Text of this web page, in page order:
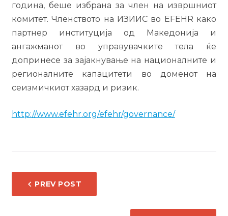
година, беше избрана за член на извршниот
комитет. Членството на ИЗИИС во EFEHR како
партнер институција од Македонија и
ангажманот во управувачките тела ќе
допринесе за зајакнување на националните и
регионалните капацитети во доменот на
сеизмичкиот хазард и ризик.
http://www.efehr.org/efehr/governance/
НАВИГАЦИЈА
НА
PREV POST